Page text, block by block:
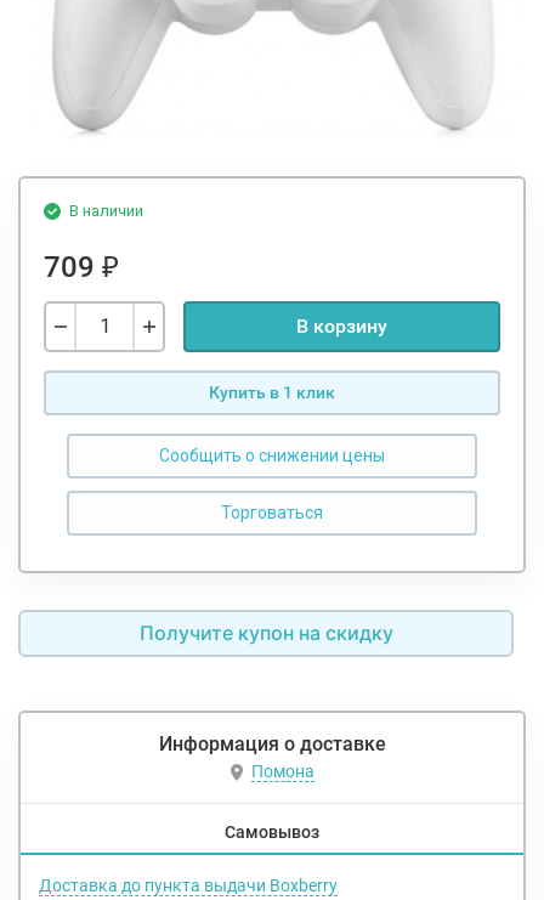
В наличии
709 ₽
В корзину
Купить в 1 клик
Сообщить о снижении цены
Получите купон на скидку
Информация о доставке
Помона
Самовывоз
Доставка до пункта выдачи Boxberry